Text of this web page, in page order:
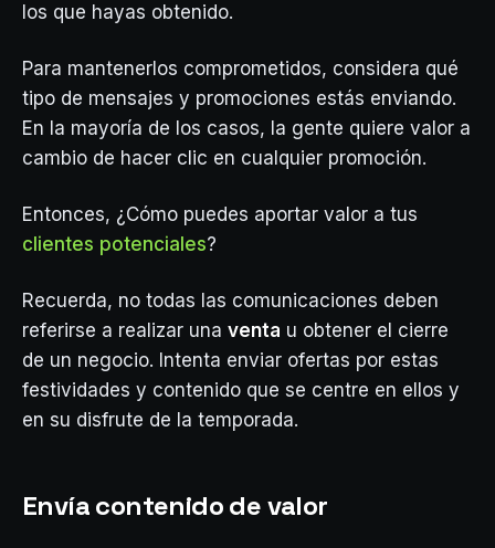
los que hayas obtenido.
Para mantenerlos comprometidos, considera qué
tipo de mensajes y promociones estás enviando.
En la mayoría de los casos, la gente quiere valor a
cambio de hacer clic en cualquier promoción.
Entonces, ¿Cómo puedes aportar valor a tus
clientes potenciales?
Recuerda, no todas las comunicaciones deben
referirse a realizar una venta u obtener el cierre
de un negocio. Intenta enviar ofertas por estas
festividades y contenido que se centre en ellos y
en su disfrute de la temporada.
Envía contenido de valor